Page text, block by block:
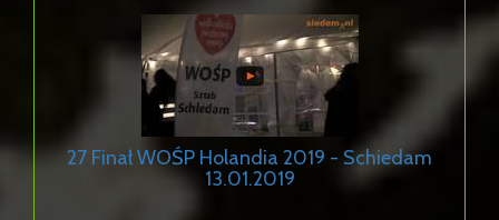
27 Finał WOŚP Holandia 2019 - Schiedam
13.01.2019